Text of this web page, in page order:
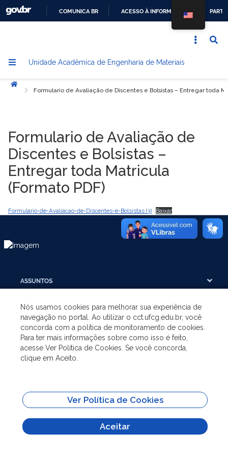
CONTEÚDO
COMUNICA BR ACESSO À INFORMAÇÃO
Unidade Acadêmica de Engenharia de Materiais
Início
Formulario de Avaliação de Discentes e Bolsistas – Entregar toda
Formulario de Avaliação de
Discentes e Bolsistas –
Entregar toda Matricula
(Formato PDF)
Formulario-de-Avaliacao-de-Discentes-e-Bolsistas (3) Baixar
ASSUNTOS
A UNIDADE
GRADUAÇÃO
SITES IMPORTANTES
Todo o conteúdo deste site está publicado sob a licença
Creative Commons
Nós usamos cookies para melhorar sua experiência de
navegação no portal. Ao utilizar o cct.ufcg.edu.br, você
concorda com a política de monitoramento de cookies.
Para ter mais informações sobre como isso é feito,
acesse Ver Política de Cookies. Se você concorda,
clique em Aceito.
Ver Política de Cookies
Aceitar